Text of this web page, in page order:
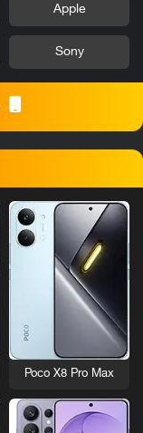
Apple
Sony
Poco X8 Pro Max